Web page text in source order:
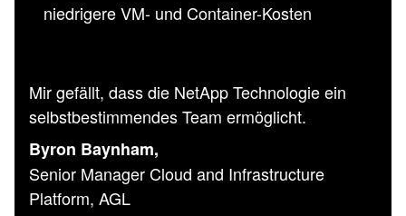
niedrigere VM- und Container-Kosten
Mir gefällt, dass die NetApp Technologie ein
selbstbestimmendes Team ermöglicht.
Byron Baynham,
Senior Manager Cloud and Infrastructure
Platform, AGL